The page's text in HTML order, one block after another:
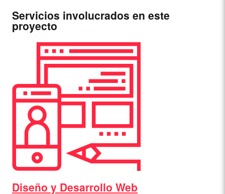
Servicios involucrados en este
proyecto
Diseño y Desarrollo Web